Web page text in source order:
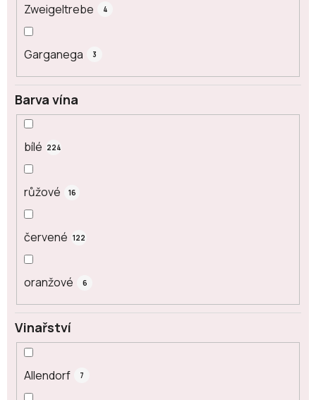
Zweigeltrebe 4
Garganega 3
Barva vína
bílé 224
růžové 16
červené 122
oranžové 6
Vinařství
Allendorf 7